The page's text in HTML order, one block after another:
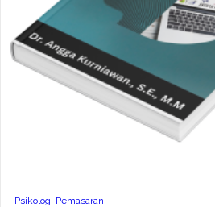
Psikologi Pemasaran